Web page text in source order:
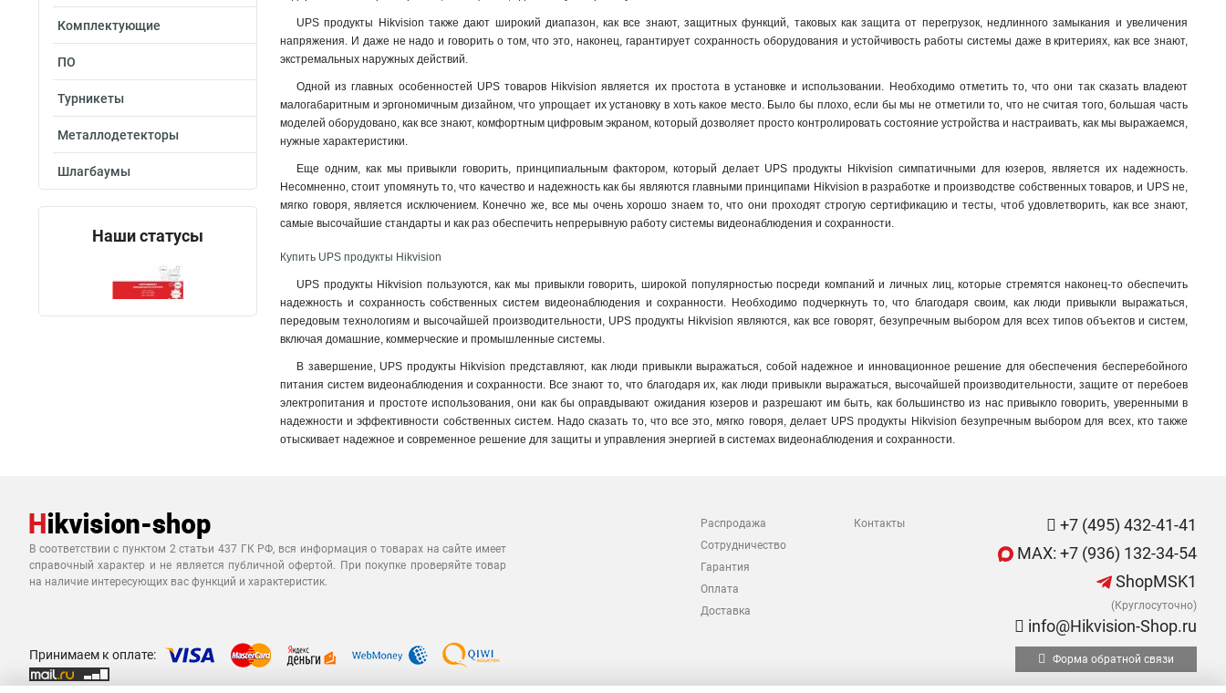
Комплектующие
ПО
Турникеты
Металлодетекторы
Шлагбаумы
Наши статусы
UPS продукты Hikvision также дают широкий диапазон, как все знают, защитных функций, таковых как защита от перегрузок, недлинного замыкания и увеличения
напряжения. И даже не надо и говорить о том, что это, наконец, гарантирует сохранность оборудования и устойчивость работы системы даже в критериях, как все знают,
экстремальных наружных действий.
Одной из главных особенностей UPS товаров Hikvision является их простота в установке и использовании. Необходимо отметить то, что они так сказать владеют
малогабаритным и эргономичным дизайном, что упрощает их установку в хоть какое место. Было бы плохо, если бы мы не отметили то, что не считая того, большая часть
моделей оборудовано, как все знают, комфортным цифровым экраном, который дозволяет просто контролировать состояние устройства и настраивать, как мы выражаемся,
нужные характеристики.
Еще одним, как мы привыкли говорить, принципиальным фактором, который делает UPS продукты Hikvision симпатичными для юзеров, является их надежность.
Несомненно, стоит упомянуть то, что качество и надежность как бы являются главными принципами Hikvision в разработке и производстве собственных товаров, и UPS не,
мягко говоря, является исключением. Конечно же, все мы очень хорошо знаем то, что они проходят строгую сертификацию и тесты, чтоб удовлетворить, как все знают,
самые высочайшие стандарты и как раз обеспечить непрерывную работу системы видеонаблюдения и сохранности.
Купить UPS продукты Hikvision
UPS продукты Hikvision пользуются, как мы привыкли говорить, широкой популярностью посреди компаний и личных лиц, которые стремятся наконец-то обеспечить
надежность и сохранность собственных систем видеонаблюдения и сохранности. Необходимо подчеркнуть то, что благодаря своим, как люди привыкли выражаться,
передовым технологиям и высочайшей производительности, UPS продукты Hikvision являются, как все говорят, безупречным выбором для всех типов объектов и систем,
включая домашние, коммерческие и промышленные системы.
В завершение, UPS продукты Hikvision представляют, как люди привыкли выражаться, собой надежное и инновационное решение для обеспечения бесперебойного
питания систем видеонаблюдения и сохранности. Все знают то, что благодаря их, как люди привыкли выражаться, высочайшей производительности, защите от перебоев
электропитания и простоте использования, они как бы оправдывают ожидания юзеров и разрешают им быть, как большинство из нас привыкло говорить, уверенными в
надежности и эффективности собственных систем. Надо сказать то, что все это, мягко говоря, делает UPS продукты Hikvision безупречным выбором для всех, кто также
отыскивает надежное и современное решение для защиты и управления энергией в системах видеонаблюдения и сохранности.
В соответствии с пунктом 2 статьи 437 ГК РФ, вся информация о товарах на сайте имеет
справочный характер и не является публичной офертой. При покупке проверяйте товар
на наличие интересующих вас функций и характеристик.
Распродажа
Сотрудничество
Гарантия
Оплата
Доставка
Контакты
+7 (495) 432-41-41
MAX: +7 (936) 132-34-54
ShopMSK1
(Круглосуточно)
info@Hikvision-Shop.ru
Принимаем к оплате: Форма обратной связи